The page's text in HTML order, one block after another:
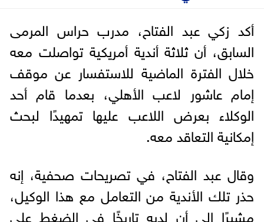
أكد زكي عبد الفتاح، مدرب حراس المرمى
السابق، أن ثلاثة أندية أمريكية تواصلت معه
خلال الفترة الماضية للاستفسار عن موقف
إمام عاشور لاعب الأهلي، بعدما قام أحد
الوكلاء بعرض اللاعب عليها تمهيدًا لبحث
إمكانية التعاقد معه.
وقال عبد الفتاح، في تصريحات صحفية، إنه
حذر تلك الأندية من التعامل مع هذا الوكيل،
مشيرًا إلى أن لديه تاريخًا في الضغط على